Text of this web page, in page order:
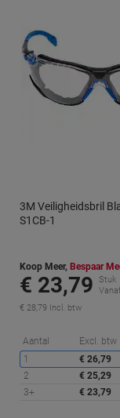
Korting
3M Veiligheidsbril
S1CB-1
Koop Meer, Bespaar
€ 23,79
Stuk
€ 28,79 Incl. btw
Aantal Excl. btw
1
€ 26,79
2
€ 25,29
3+
€ 23,79